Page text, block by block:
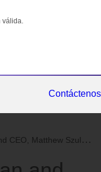
válida.
Contáctenos
Szulik, to Deliver Keynote at Intern...